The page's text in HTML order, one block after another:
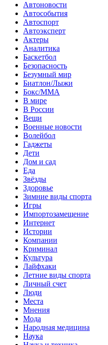
Автоновости
Автособытия
Автоспорт
Автоэксперт
Актеры
Аналитика
Баскетбол
Безопасность
Безумный мир
Биатлон/Лыжи
Бокс/MMA
В мире
В России
Вещи
Военные новости
Волейбол
Гаджеты
Дети
Дом и сад
Еда
Звёзды
Здоровье
Зимние виды спорта
Игры
Импортозамещение
Интернет
Истории
Компании
Криминал
Культура
Лайфхаки
Летние виды спорта
Личный счет
Люди
Места
Мнения
Мода
Народная медицина
Наука